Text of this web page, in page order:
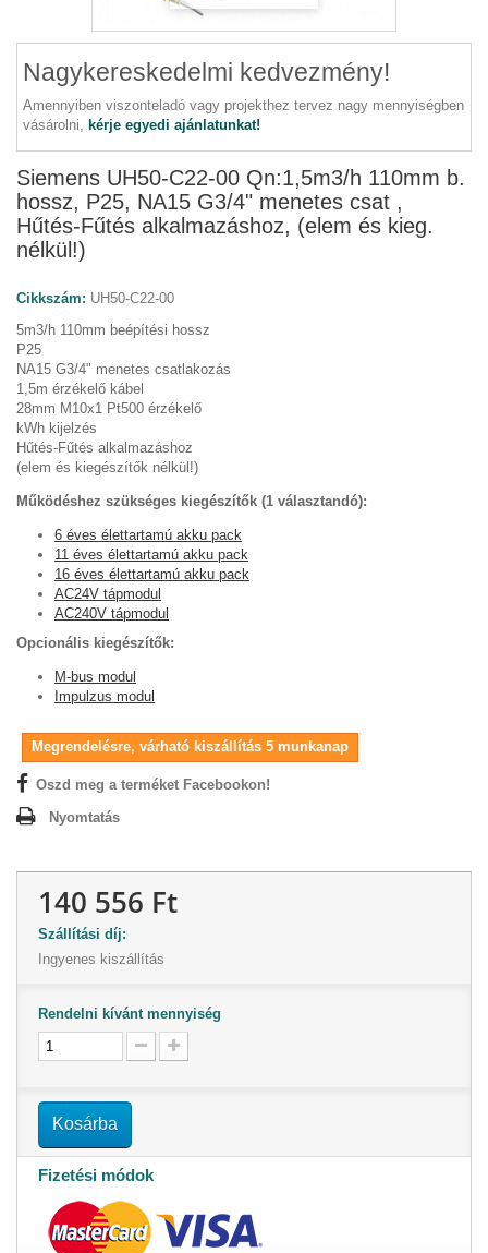
Nagykereskedelmi kedvezmény!
Amennyiben viszonteladó vagy projekthez tervez nagy mennyiségben
vásárolni, kérje egyedi ajánlatunkat!
Siemens UH50-C22-00 Qn:1,5m3/h 110mm b.
hossz, P25, NA15 G3/4" menetes csat ,
Hűtés-Fűtés alkalmazáshoz, (elem és kieg.
nélkül!)
Cikkszám: UH50-C22-00
5m3/h 110mm beépítési hossz
P25
NA15 G3/4" menetes csatlakozás
1,5m érzékelő kábel
28mm M10x1 Pt500 érzékelő
kWh kijelzés
Hűtés-Fűtés alkalmazáshoz
(elem és kiegészítők nélkül!)
Működéshez szükséges kiegészítők (1 választandó):
6 éves élettartamú akku pack
11 éves élettartamú akku pack
16 éves élettartamú akku pack
AC24V tápmodul
AC240V tápmodul
Opcionális kiegészítők:
M-bus modul
Impulzus modul
Megrendelésre, várható kiszállítás 5 munkanap
Oszd meg a terméket Facebookon!
Nyomtatás
140 556 Ft
Szállítási díj:
Ingyenes kiszállítás
Rendelni kívánt mennyiség
Kosárba
Fizetési módok